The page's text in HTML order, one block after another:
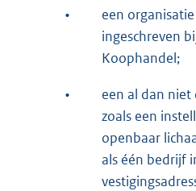
•
een
ingeschreven
Koophandel;
•
een al dan niet
zoals een
openbaar
als één bedrijf